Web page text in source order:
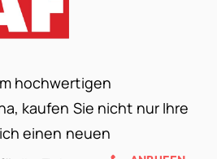
hochwertigen
kaufen Sie nicht nur Ihre
einen neuen